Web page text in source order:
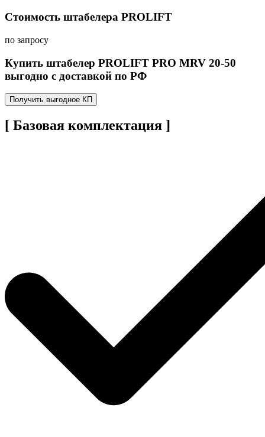
Стоимость штабелера PROLIFT
по запросу
Купить штабелер PROLIFT PRO MRV 20-50
выгодно с доставкой по РФ
Получить выгодное КП
[ Базовая комплектация ]